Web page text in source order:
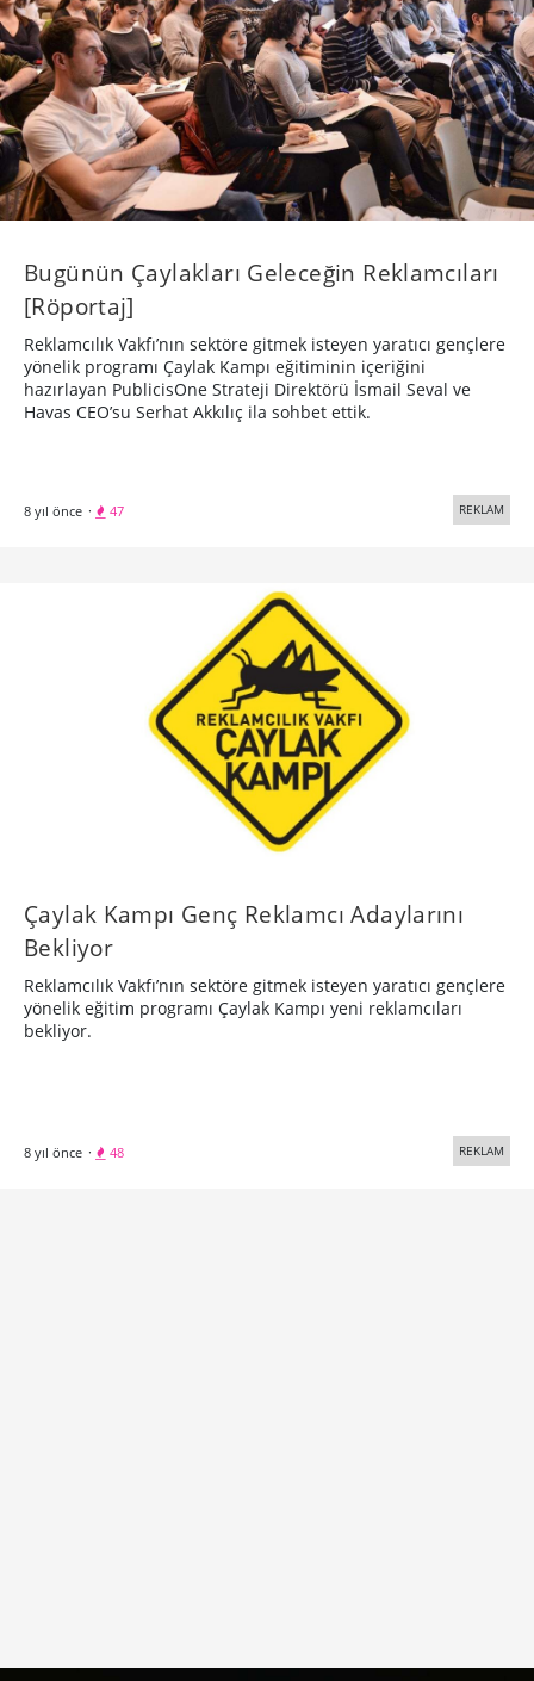
Bugünün Çaylakları Geleceğin Reklamcıları
[Röportaj]
Reklamcılık Vakfı’nın sektöre gitmek isteyen yaratıcı gençlere
yönelik programı Çaylak Kampı eğitiminin içeriğini
hazırlayan PublicisOne Strateji Direktörü İsmail Seval ve
Havas CEO’su Serhat Akkılıç ila sohbet ettik.
8 yıl önce · 47 REKLAM
Çaylak Kampı Genç Reklamcı Adaylarını
Bekliyor
Reklamcılık Vakfı’nın sektöre gitmek isteyen yaratıcı gençlere
yönelik eğitim programı Çaylak Kampı yeni reklamcıları
bekliyor.
8 yıl önce · 48 REKLAM